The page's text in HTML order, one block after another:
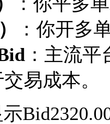
：你开多
：主流
易成本。